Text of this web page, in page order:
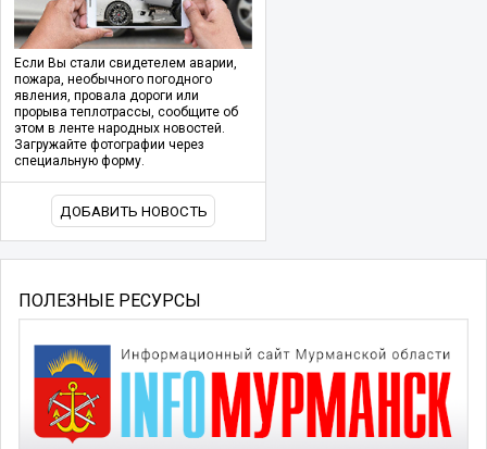
Если Вы стали свидетелем аварии,
пожара, необычного погодного
явления, провала дороги или
прорыва теплотрассы, сообщите об
этом в ленте народных новостей.
Загружайте фотографии через
специальную форму.
ДОБАВИТЬ НОВОСТЬ
ПОЛЕЗНЫЕ РЕСУРСЫ